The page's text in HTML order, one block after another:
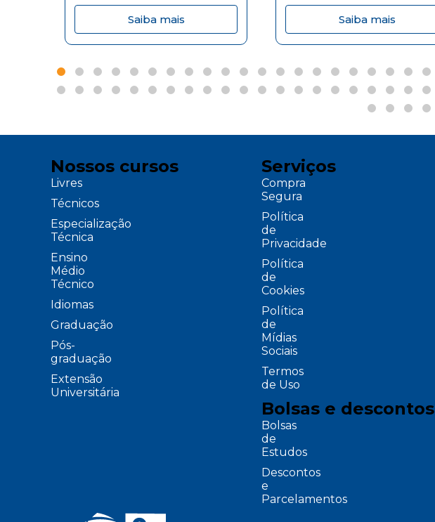
Saiba mais Saiba mais
Nossos cursos
Livres
Técnicos
Especialização
Técnica
Ensino
Médio
Técnico
Idiomas
Graduação
Pós-
graduação
Extensão
Universitária
Serviços
Compra
Segura
Política
de
Privacidade
Política
de
Cookies
Política
de
Mídias
Sociais
Termos
de Uso
Bolsas e descontos
Bolsas
de
Estudos
Descontos
e
Parcelamentos